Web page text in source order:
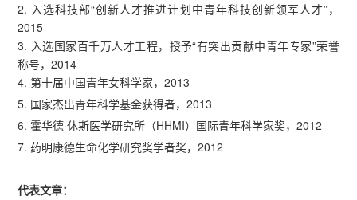
2. 入选科技部“创新人才推进计划中青年科技创新领军人才”，
2015
3. 入选国家百千万人才工程，授予“有突出贡献中青年专家”荣誉
称号，2014
4. 第十届中国青年女科学家，2013
5. 国家杰出青年科学基金获得者，2013
6. 霍华德·休斯医学研究所（HHMI）国际青年科学家奖，2012
7. 药明康德生命化学研究奖学者奖，2012
代表文章：